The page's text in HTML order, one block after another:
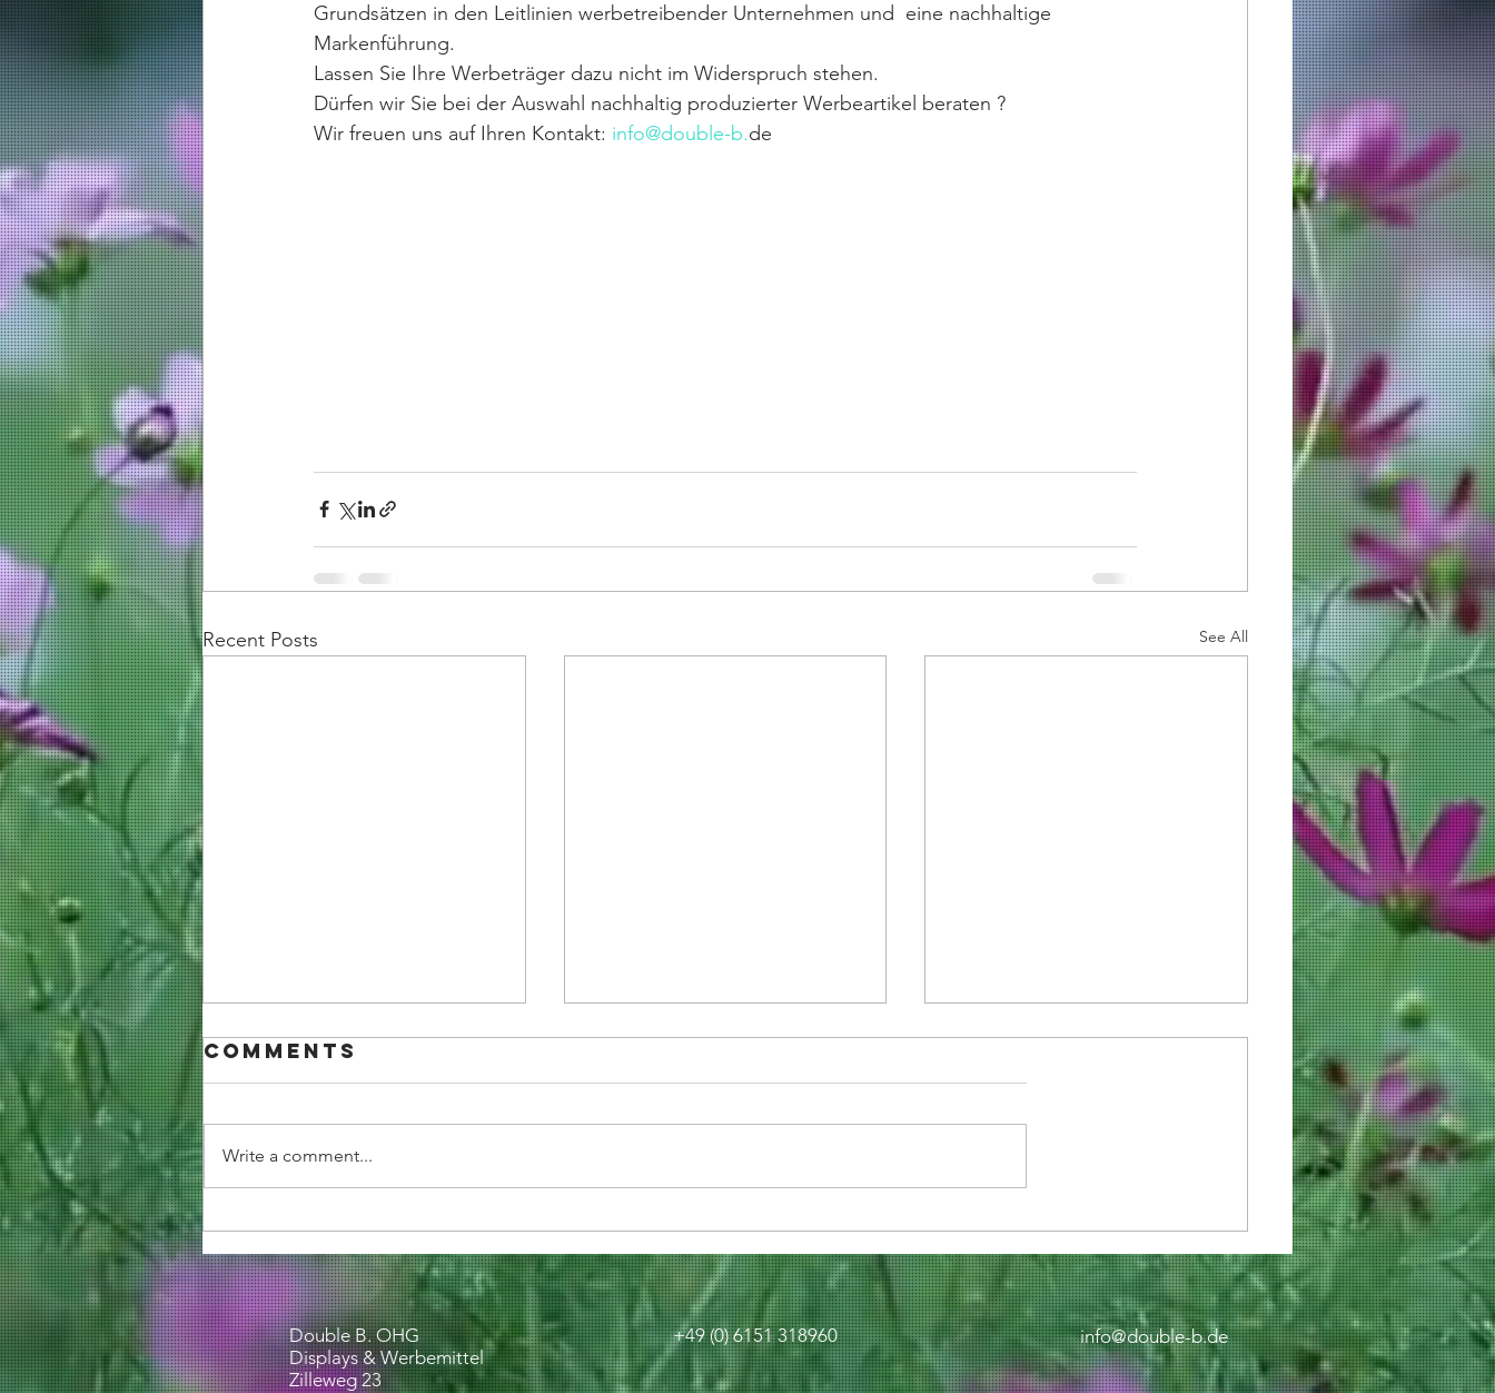
Grundsätzen in den Leitlinien werbetreibender Unternehmen und  eine nachhaltige
Markenführung.
Lassen Sie Ihre Werbeträger dazu nicht im Widerspruch stehen.
Dürfen wir Sie bei der Auswahl nachhaltig produzierter Werbeartikel beraten ?
Wir freuen uns auf Ihren Kontakt: info@double-b.de
Recent Posts See All
TEAMSPIRIT FOR
ALL - Jetzt
Teamgeist
stärken
Pimp Your
Pencil!
Happy New
Year!
Comments
Write a comment...
Double B. OHG
Displays & Werbemittel
Zilleweg 23
+49 (0) 6151 318960 info@double-b.de